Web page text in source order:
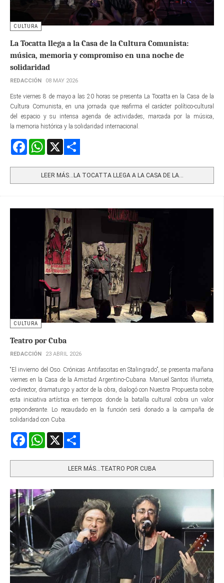
CULTURA
La Tocatta llega a la Casa de la Cultura Comunista:
música, memoria y compromiso en una noche de
solidaridad
REDACCIÓN 08 MAY 2026
Este viernes 8 de mayo a las 20 horas se presenta La Tocatta en la Casa de la
Cultura Comunista, en una jornada que reafirma el carácter político-cultural
del espacio y su intensa agenda de actividades, marcada por la música,
la memoria histórica y la solidaridad internacional.
FacebookWhatsApp
LEER MÁS…LA TOCATTA LLEGA A LA CASA DE LA...
CULTURA
Teatro por Cuba
REDACCIÓN 23 ABRIL 2026
“El invierno del Oso. Crónicas Antifascitas en Stalingrado”, se presenta mañana
viernes en la Casa de la Amistad Argentino-Cubana. Manuel Santos Iñurrieta,
co-director, dramaturgo y actor de la obra, dialogó con Nuestra Propuesta sobre
esta iniciativa artística en tiempos donde la batalla cultural cobra un valor
preponderante. Lo recaudado en la función será donado a la campaña de
solidaridad con Cuba.
FacebookWhatsApp
LEER MÁS…TEATRO POR CUBA